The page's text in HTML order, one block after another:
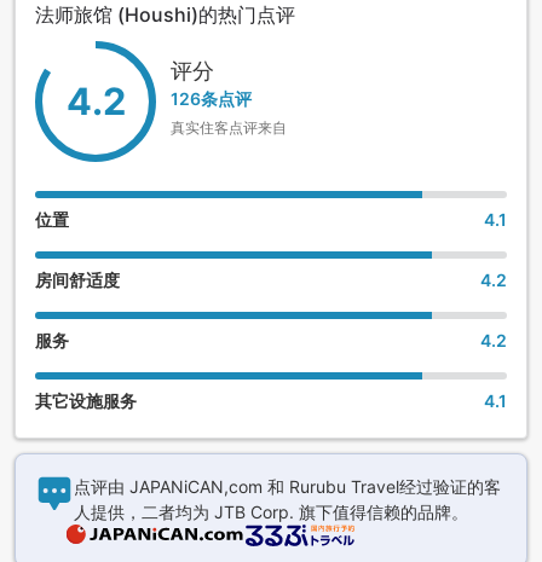
･为表感谢之意，抵达后提供迎宾抹茶、日式茶点。
･温泉泉质为硫酸钠泉，无色透明。也可以饮用。
･男女大浴场内都设有露天风吕。
･随季节、天气不同，露天风吕内的景致也呈现出不同的韵味。
･大浴场内备有洗发水、护发素、剃须膏。
男士更衣室内备有吹风机、棉棒、梳子、护肤啫喱、剃须刀、
发用摩丝、润发素、理发剂、美发水。
女士更衣室内备有吹风机、棉棒、梳子、手镜、浴帽、卸妆用
･设有2处包租风吕，办理入住手续后，在前台按先后顺序预
･连在一起的四座客房栋围着日本庭院，从客房可眺望庭院风
景。
･宽阔的庭院内，秋有红叶、冬有雪景、春季樱花、清流淙淙、
法师旅馆 (Houshi)的热门点评
4.2
评分
126条点评
真实住客点评来自
位置 4.1
房间舒适度 4.2
服务 4.2
其它设施服务 4.1
点评由 JAPANiCAN,com 和 Rurubu Travel经过验证的客
人提供，二者均为 JTB Corp. 旗下值得信赖的品牌。